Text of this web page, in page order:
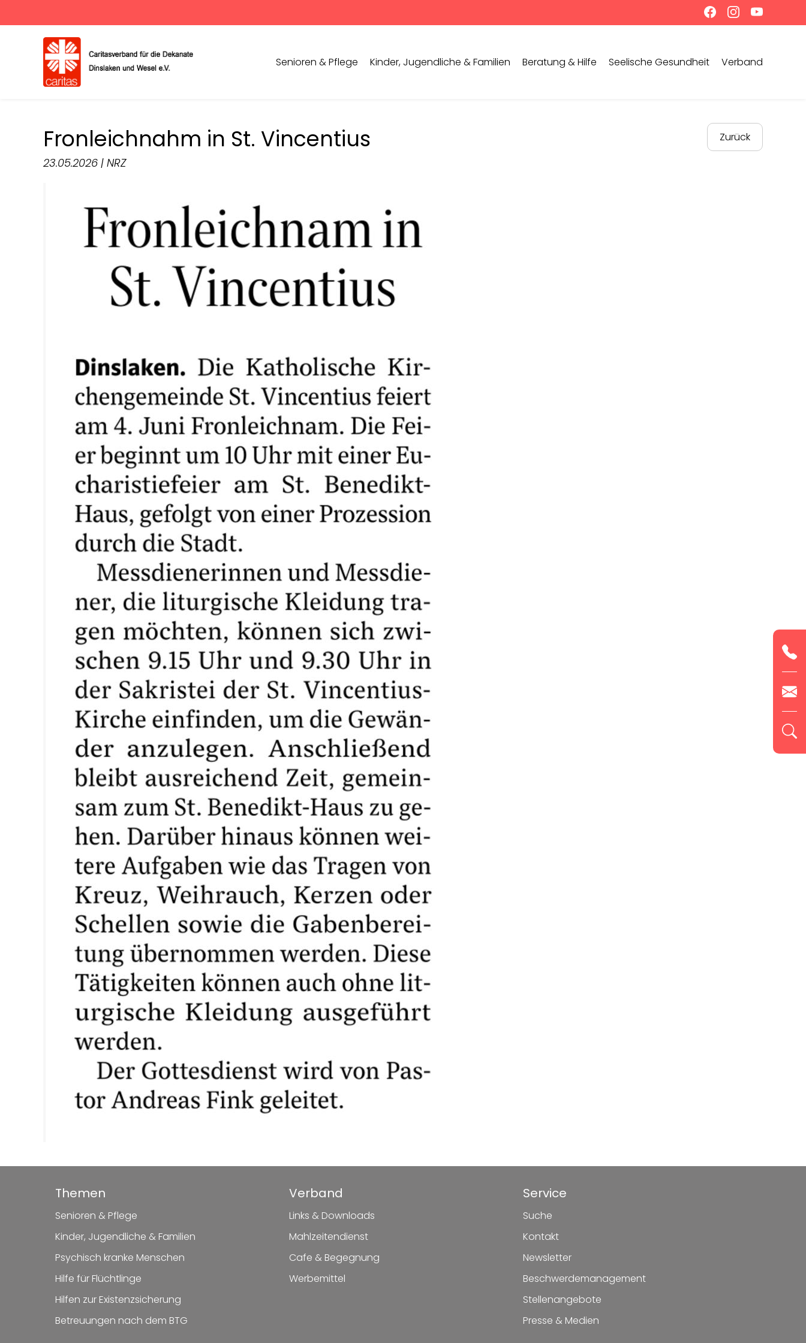
Senioren & Pflege Kinder, Jugendliche & Familien Beratung & Hilfe Seelische Gesundheit Verband
Fronleichnahm in St. Vincentius
23.05.2026 | NRZ
Zurück
Themen
Senioren & Pflege
Kinder, Jugendliche & Familien
Psychisch kranke Menschen
Hilfe für Flüchtlinge
Hilfen zur Existenzsicherung
Betreuungen nach dem BTG
Verband
Links & Downloads
Mahlzeitendienst
Cafe & Begegnung
Werbemittel
Service
Suche
Kontakt
Newsletter
Beschwerdemanagement
Stellenangebote
Presse & Medien